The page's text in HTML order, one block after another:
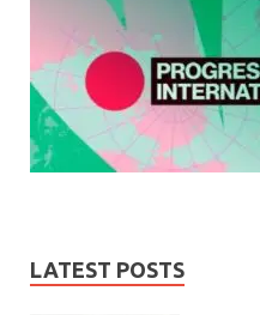
LATEST POSTS